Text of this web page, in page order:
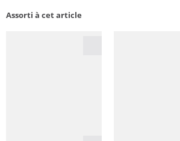
Assorti à cet article